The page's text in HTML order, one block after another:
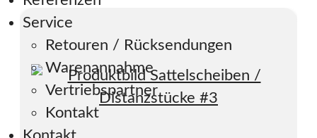
Service
Retouren / Rücksendungen
Warenannahme
Vertriebspartner
Kontakt